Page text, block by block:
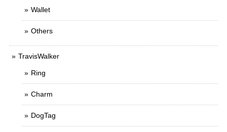
Wallet
Others
TravisWalker
Ring
Charm
DogTag